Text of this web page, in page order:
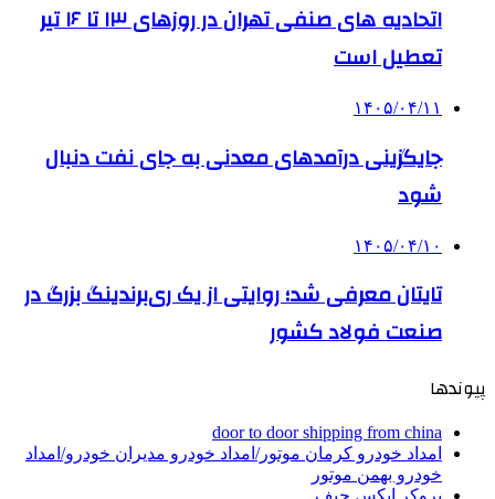
اتحادیه های صنفی تهران در روزهای ۱۳ تا ۱۶ تیر
تعطیل است
۱۴۰۵/۰۴/۱۱
جایگزینی درآمدهای معدنی به جای نفت دنبال
شود
۱۴۰۵/۰۴/۱۰
تایتان معرفی شد؛ روایتی از یک ری‌برندینگ بزرگ در
صنعت فولاد کشور
پیوندها
door to door shipping from china
امداد خودرو کرمان موتور/امداد خودرو مدیران خودرو/امداد
خودرو بهمن موتور
بروکر ایکس چیف